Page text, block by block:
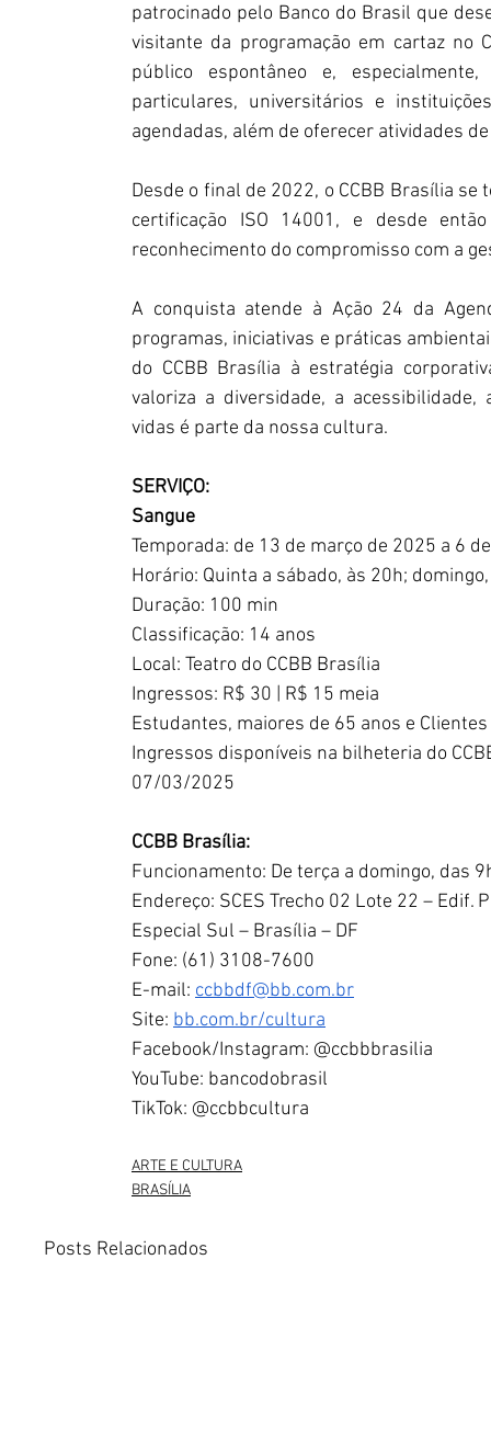
patrocinado pelo Banco do Brasil que
visitante da programação em cartaz no
público espontâneo e,
particulares, universitários e
agendadas, além de oferecer atividades
Desde o final de 2022, o CCBB Brasília
certificação ISO 14001, e desde
reconhecimento do compromisso com a
A conquista atende à Ação 24 da
programas, iniciativas e práticas
do CCBB Brasília à estratégia
valoriza a diversidade, a
vidas é parte da nossa cultura.
SERVIÇO:
Sangue
Temporada: de 13 de março de 2025 a 6
Horário: Quinta a sábado, às 20h;
Duração: 100 min
Classificação: 14 anos
Local: Teatro do CCBB Brasília
Ingressos: R$ 30 | R$ 15 meia
Estudantes, maiores de 65 anos e
Ingressos disponíveis na bilheteria do
07/03/2025
CCBB Brasília:
Funcionamento: De terça a domingo, das
Endereço: SCES Trecho 02 Lote 22 – Edif.
Especial Sul – Brasília – DF
Fone: (61) 3108-7600
E-mail: ccbbdf@bb.com.br
Site: bb.com.br/cultura
Facebook/Instagram: @ccbbbrasilia
YouTube: bancodobrasil
TikTok: @ccbbcultura
ARTE E CULTURA
BRASÍLIA
Posts Relacionados